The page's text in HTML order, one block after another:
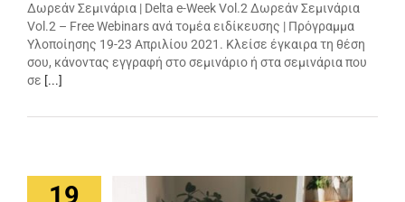
Δωρεάν Σεμινάρια | Delta e-Week Vol.2 Δωρεάν Σεμινάρια
Vol.2 – Free Webinars ανά τομέα ειδίκευσης | Πρόγραμμα
Υλοποίησης 19-23 Απριλίου 2021. Κλείσε έγκαιρα τη θέση
σου, κάνοντας εγγραφή στο σεμινάριο ή στα σεμινάρια που
σε [...]
19